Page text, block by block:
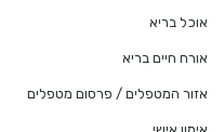
אוכל בריא
אורח חיים בריא
אזור המטפלים / פרסום מטפלים